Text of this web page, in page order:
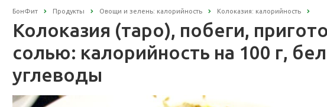
БонФит Продукты Овощи и зелень: калорийность Колоказия: калорийность
Колоказия (таро), побеги,
солью: калорийность на 100 г,
углеводы